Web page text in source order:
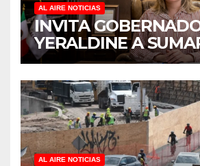
AL AIRE NOTICIAS
INVITA
YERALDINE A
JORNADA
REFORESTACIÓN;
PLANTARÁN 6.6
DE ÁRBOLES
AL AIRE NOTICIAS